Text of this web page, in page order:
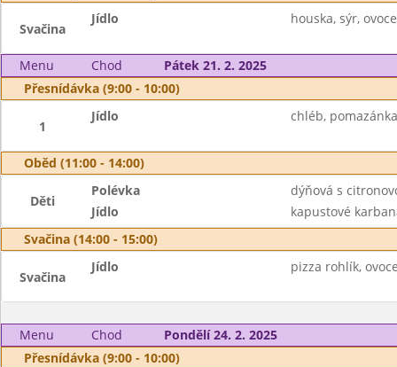
Svačina
Jídlo houska, sýr,
Menu Chod
Pátek 21. 2. 2025
Přesnídávka (9:00 - 10:00)
1
Jídlo chléb,
Oběd (11:00 - 14:00)
Děti
Polévka
dýňová s
Jídlo
kapustové
Svačina (14:00 - 15:00)
Svačina
Jídlo pizza rohlík,
Menu Chod
Pondělí 24. 2. 2025
Přesnídávka (9:00 - 10:00)